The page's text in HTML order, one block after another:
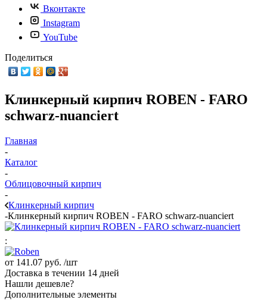
Вконтакте
Instagram
YouTube
Поделиться
Клинкерный кирпич ROBEN - FARO
schwarz-nuanciert
Главная
-
Каталог
-
Облицовочный кирпич
-
Клинкерный кирпич
-Клинкерный кирпич ROBEN - FARO schwarz-nuanciert
:
от 141.07 руб. /шт
Доставка в течении 14 дней
Нашли дешевле?
Дополнительные элементы